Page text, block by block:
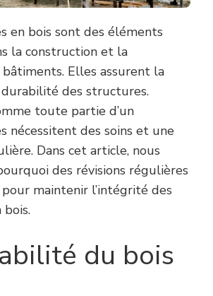
en bois sont des éléments
la construction et la
Elles assurent la
des structures.
toute partie d’un
nécessitent des soins et une
Dans cet article, nous
des révisions régulières
maintenir l’intégrité des
bois.
du bois